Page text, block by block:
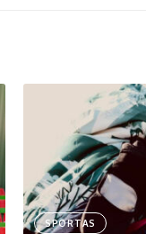
SPORTAS